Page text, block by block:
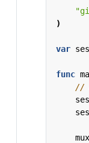
)
var
func
//
mux